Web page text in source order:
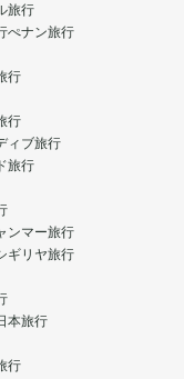
旅行
ぺナン旅行
行
行
ィブ旅行
旅行
ンマー旅行
ギリヤ旅行
本旅行
行